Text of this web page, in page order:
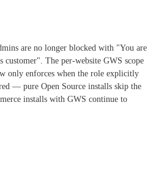
are no longer blocked with "You are
customer". The per-website GWS scope
only enforces when the role explicitly
— pure Open Source installs skip the
installs with GWS continue to